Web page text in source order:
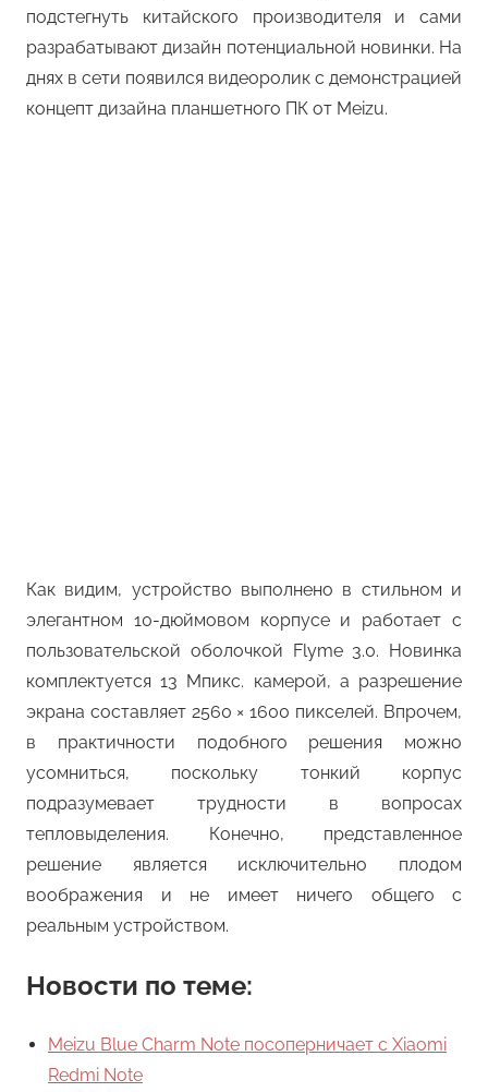
подстегнуть китайского производителя и сами
разрабатывают дизайн потенциальной новинки. На
днях в сети появился видеоролик с демонстрацией
концепт дизайна планшетного ПК от Meizu.
Как видим, устройство выполнено в стильном и
элегантном 10-дюймовом корпусе и работает с
пользовательской оболочкой Flyme 3.0. Новинка
комплектуется 13 Мпикс. камерой, а разрешение
экрана составляет 2560 × 1600 пикселей. Впрочем,
в практичности подобного решения можно
усомниться, поскольку тонкий корпус
подразумевает трудности в вопросах
тепловыделения. Конечно, представленное
решение является исключительно плодом
воображения и не имеет ничего общего с
реальным устройством.
Новости по теме:
Meizu Blue Charm Note посоперничает с Xiaomi
Redmi Note